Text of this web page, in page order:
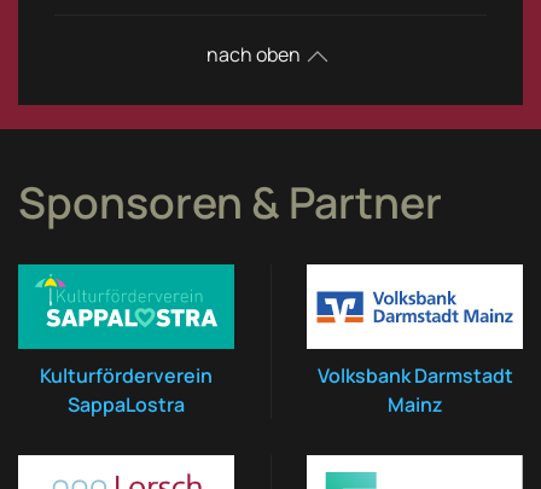
nach oben
Sponsoren & Partner
Kulturförderverein
SappaLostra
Volksbank Darmstadt
Mainz